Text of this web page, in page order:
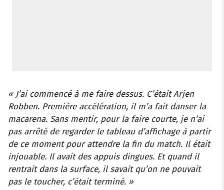
« J’ai commencé à me faire dessus. C’était Arjen
Robben. Première accélération, il m’a fait danser la
macarena. Sans mentir, pour la faire courte, je n’ai
pas arrêté de regarder le tableau d’affichage à partir
de ce moment pour attendre la fin du match. Il était
injouable. Il avait des appuis dingues. Et quand il
rentrait dans la surface, il savait qu’on ne pouvait
pas le toucher, c’était terminé. »